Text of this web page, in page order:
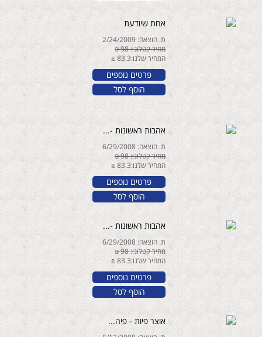
אחת שיודעת
ת. הוצאה: 2/24/2009
מחיר קטלוגי: 98 ₪
המחיר שלנו:83.3 ₪
פרטים נוספים
הוסף לסל
אהבות ראשונות -...
ת. הוצאה: 6/29/2008
מחיר קטלוגי: 98 ₪
המחיר שלנו:83.3 ₪
פרטים נוספים
הוסף לסל
אהבות ראשונות -...
ת. הוצאה: 6/29/2008
מחיר קטלוגי: 98 ₪
המחיר שלנו:83.3 ₪
פרטים נוספים
הוסף לסל
אוצר פיות - פיה...